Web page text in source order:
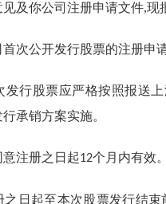
及你公司注册申请文件,现
次公开发行股票的注册申请
发行股票应严格按照报送
承销方案实施。
注册之日起12个月内有效。
之日起至本次股票发行结束